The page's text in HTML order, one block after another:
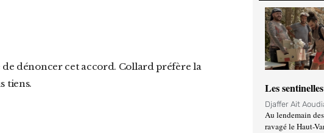
tiens. Les
Djaffer Ait
Au lendemain
ravagé le Haut-